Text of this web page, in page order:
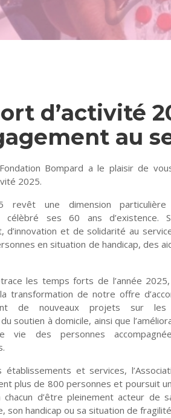
d’activité
au
Fondation Bompard a le plaisir de
2025.
revêt une dimension
célèbré ses 60 ans d’existence.
d’innovation et de solidarité au
en situation de handicap, des
les temps forts de l’année
transformation de notre offre
de nouveaux projets sur
soutien à domicile, ainsi que
vie des personnes
et services,
plus de 800 personnes et poursuit
d’être pleinement acteur de
son handicap ou sa situation de